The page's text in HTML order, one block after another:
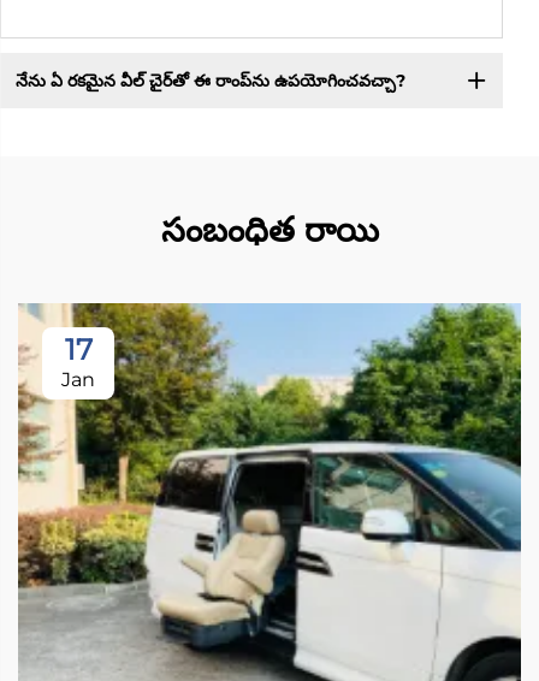
నేను ఏ రకమైన వీల్ చైర్‌తో ఈ రాంప్‌ను ఉపయోగించవచ్చా?
సంబంధిత రాయి
17
Jan